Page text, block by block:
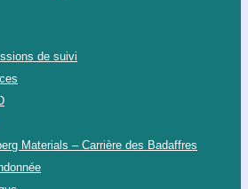
de suivi
Materials – Carrière des Badaffres